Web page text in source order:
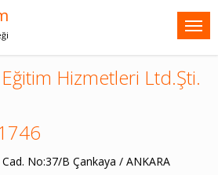
Hizmetleri Ltd.Şti.
No:37/B Çankaya / ANKARA